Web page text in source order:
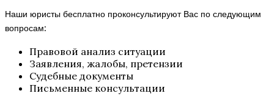
Наши юристы бесплатно проконсультируют Вас по следующим
вопросам:
Правовой анализ ситуации
Заявления, жалобы, претензии
Судебные документы
Письменные консультации